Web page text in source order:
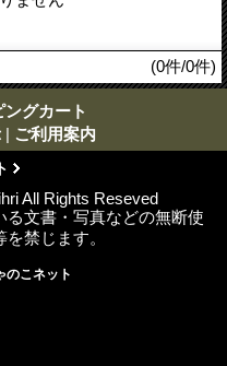
(0件/0件)
ングカート
| ご利用案内
All Rights Reseved
る文書・写真などの無断使
禁じます。
のこネット